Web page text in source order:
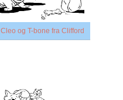
Cleo og T-bone fra Clifford